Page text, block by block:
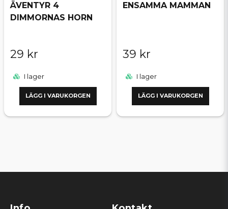
ÄVENTYR 4
DIMMORNAS HORN
29 kr
I lager
LÄGG I VARUKORGEN
ENSAMMA MAMMAN
39 kr
I lager
LÄGG I VARUKORGEN